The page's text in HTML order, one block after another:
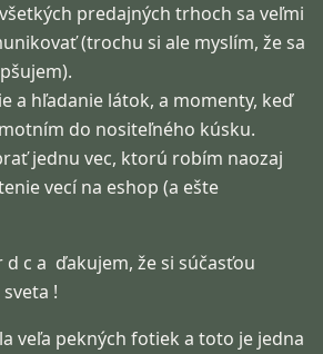
predajných trhoch sa veľmi
(trochu si ale myslím, že sa
a hľadanie látok, a momenty, keď
do nositeľného kúsku.
jednu vec, ktorú robím naozaj
vecí na eshop (a ešte
c a  ďakujem, že si súčasťou
!
veľa pekných fotiek a toto je jedna